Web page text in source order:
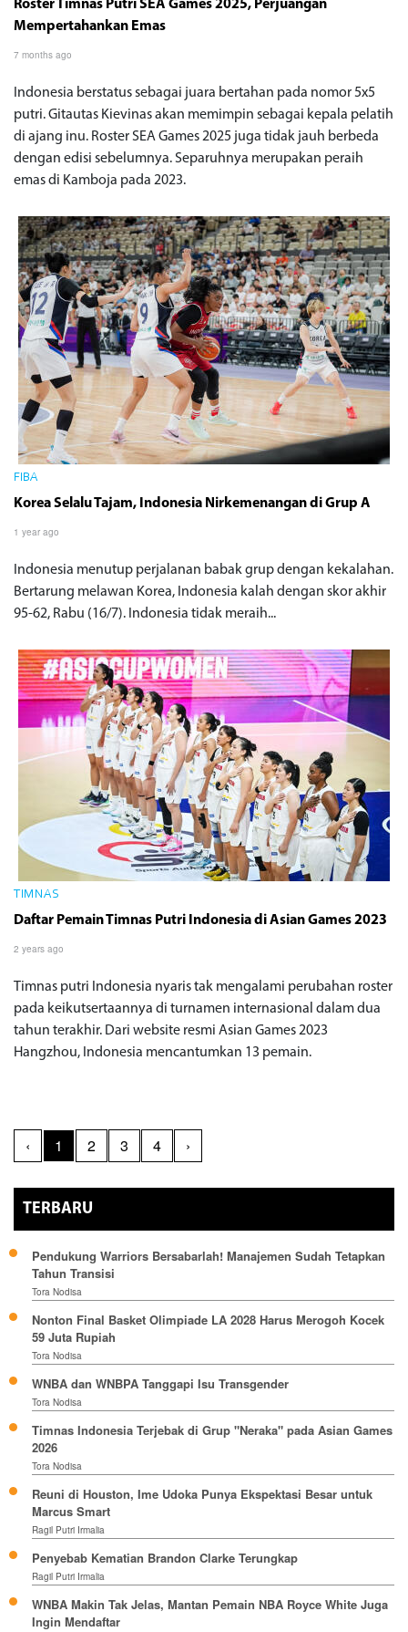
Roster Timnas Putri SEA Games 2025, Perjuangan
Mempertahankan Emas
7 months ago
Indonesia berstatus sebagai juara bertahan pada nomor 5x5
putri. Gitautas Kievinas akan memimpin sebagai kepala pelatih
di ajang inu. Roster SEA Games 2025 juga tidak jauh berbeda
dengan edisi sebelumnya. Separuhnya merupakan peraih
emas di Kamboja pada 2023.
FIBA
Korea Selalu Tajam, Indonesia Nirkemenangan di Grup A
1 year ago
Indonesia menutup perjalanan babak grup dengan kekalahan.
Bertarung melawan Korea, Indonesia kalah dengan skor akhir
95-62, Rabu (16/7). Indonesia tidak meraih...
TIMNAS
Daftar Pemain Timnas Putri Indonesia di Asian Games 2023
2 years ago
Timnas putri Indonesia nyaris tak mengalami perubahan roster
pada keikutsertaannya di turnamen internasional dalam dua
tahun terakhir. Dari website resmi Asian Games 2023
Hangzhou, Indonesia mencantumkan 13 pemain.
‹ 1 2 3 4 ›
TERBARU
Pendukung Warriors Bersabarlah! Manajemen Sudah Tetapkan
Tahun Transisi
Tora Nodisa
Nonton Final Basket Olimpiade LA 2028 Harus Merogoh Kocek
59 Juta Rupiah
Tora Nodisa
WNBA dan WNBPA Tanggapi Isu Transgender
Tora Nodisa
Timnas Indonesia Terjebak di Grup "Neraka" pada Asian Games
2026
Tora Nodisa
Reuni di Houston, Ime Udoka Punya Ekspektasi Besar untuk
Marcus Smart
Ragil Putri Irmalia
Penyebab Kematian Brandon Clarke Terungkap
Ragil Putri Irmalia
WNBA Makin Tak Jelas, Mantan Pemain NBA Royce White Juga
Ingin Mendaftar